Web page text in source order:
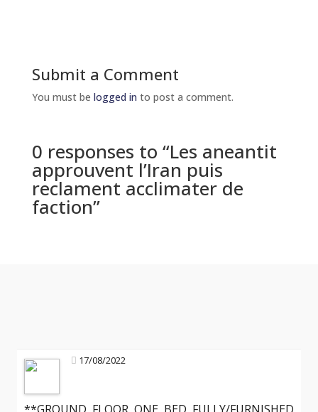
Submit a Comment
You must be logged in to post a comment.
0 responses to “Les aneantit
approuvent l’Iran puis
reclament acclimater de
faction”
17/08/2022